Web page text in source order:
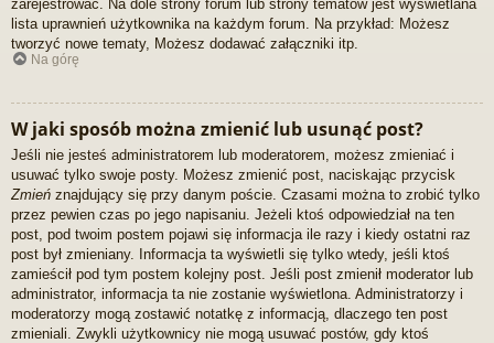
zarejestrować. Na dole strony forum lub strony tematów jest wyświetlana
lista uprawnień użytkownika na każdym forum. Na przykład: Możesz
tworzyć nowe tematy, Możesz dodawać załączniki itp.
Na górę
W jaki sposób można zmienić lub usunąć post?
Jeśli nie jesteś administratorem lub moderatorem, możesz zmieniać i
usuwać tylko swoje posty. Możesz zmienić post, naciskając przycisk
Zmień znajdujący się przy danym poście. Czasami można to zrobić tylko
przez pewien czas po jego napisaniu. Jeżeli ktoś odpowiedział na ten
post, pod twoim postem pojawi się informacja ile razy i kiedy ostatni raz
post był zmieniany. Informacja ta wyświetli się tylko wtedy, jeśli ktoś
zamieścił pod tym postem kolejny post. Jeśli post zmienił moderator lub
administrator, informacja ta nie zostanie wyświetlona. Administratorzy i
moderatorzy mogą zostawić notatkę z informacją, dlaczego ten post
zmieniali. Zwykli użytkownicy nie mogą usuwać postów, gdy ktoś